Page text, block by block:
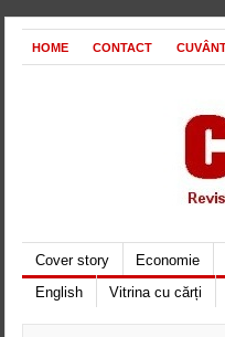
HOME CONTACT
Cover story Economie
English
Vitrina cu cărți